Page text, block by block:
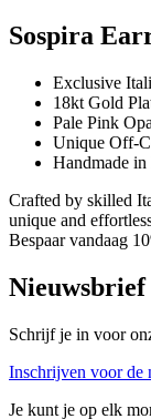
Sospira
Exclusive
18kt Gold
Pale Pink
Unique Off-
Handmade
Crafted by skilled
unique and
Bespaar vandaag
Nieuwsbrief
Schrijf je in voor
Inschrijven voor de
Je kunt je op elk